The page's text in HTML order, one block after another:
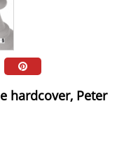
hardcover, Peter